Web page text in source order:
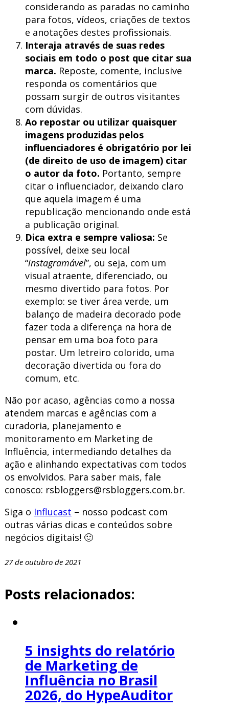
considerando as paradas no caminho
para fotos, vídeos, criações de textos
e anotações destes profissionais.
Interaja através de suas redes
sociais em todo o post que citar sua
marca. Reposte, comente, inclusive
responda os comentários que
possam surgir de outros visitantes
com dúvidas.
Ao repostar ou utilizar quaisquer
imagens produzidas pelos
influenciadores é obrigatório por lei
(de direito de uso de imagem) citar
o autor da foto. Portanto, sempre
citar o influenciador, deixando claro
que aquela imagem é uma
republicação mencionando onde está
a publicação original.
Dica extra e sempre valiosa: Se
possível, deixe seu local
“instagramável”, ou seja, com um
visual atraente, diferenciado, ou
mesmo divertido para fotos. Por
exemplo: se tiver área verde, um
balanço de madeira decorado pode
fazer toda a diferença na hora de
pensar em uma boa foto para
postar. Um letreiro colorido, uma
decoração divertida ou fora do
comum, etc.
Não por acaso, agências como a nossa
atendem marcas e agências com a
curadoria, planejamento e
monitoramento em Marketing de
Influência, intermediando detalhes da
ação e alinhando expectativas com todos
os envolvidos. Para saber mais, fale
conosco: rsbloggers@rsbloggers.com.br.
Siga o Influcast – nosso podcast com
outras várias dicas e conteúdos sobre
negócios digitais! 🙂
27 de outubro de 2021
Posts relacionados:
5 insights do relatório
de Marketing de
Influência no Brasil
2026, do HypeAuditor